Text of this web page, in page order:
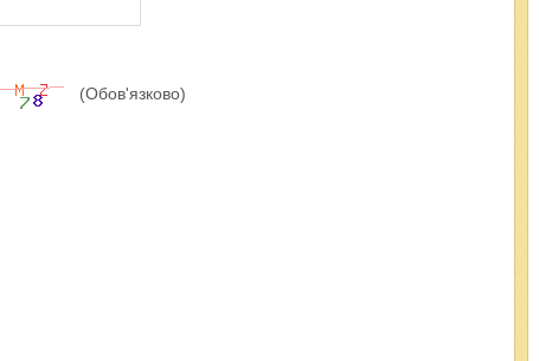
(Обов'язково)